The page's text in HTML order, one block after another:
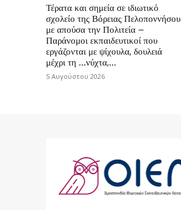
Τέρατα και σημεία σε ιδιωτικό
σχολείο της Βόρειας Πελοποννήσου
με απούσα την Πολιτεία –
Παράνομοι εκπαιδευτικοί που
εργάζονται με ψίχουλα, δουλειά
μέχρι τη …νύχτα,...
5 Αυγούστου 2026